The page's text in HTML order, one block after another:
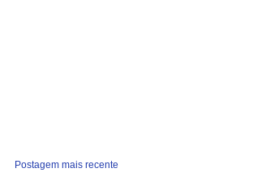
Postagem mais recente